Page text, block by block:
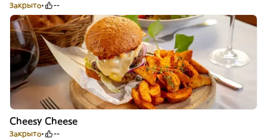
Закрыто --
Cheesy Cheese
Закрыто --